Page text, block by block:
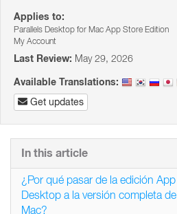
Applies to:
Parallels Desktop for Mac App Store Edition
My Account
Last Review: May 29, 2026
Available Translations:
Get updates
In this article
¿Por qué pasar de la edición
Desktop a la versión completa
Mac?